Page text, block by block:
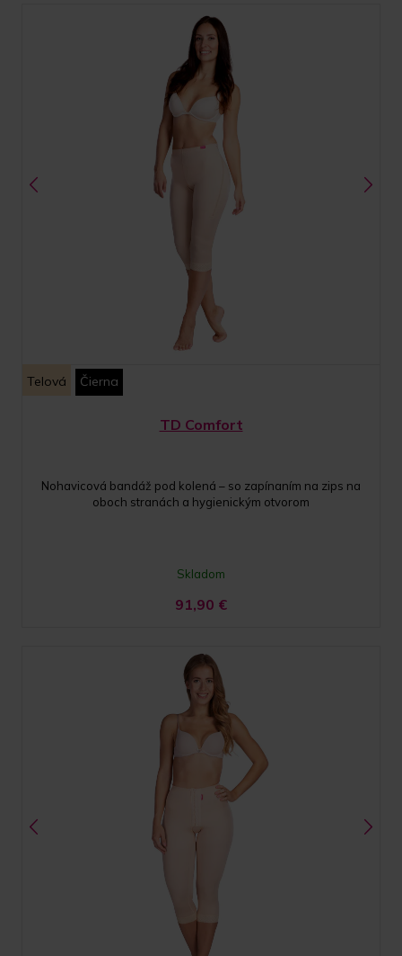
Telová Čierna
TD Comfort
Nohavicová bandáž pod kolená – so zapínaním na zips na
oboch stranách a hygienickým otvorom
Skladom
91,90 €